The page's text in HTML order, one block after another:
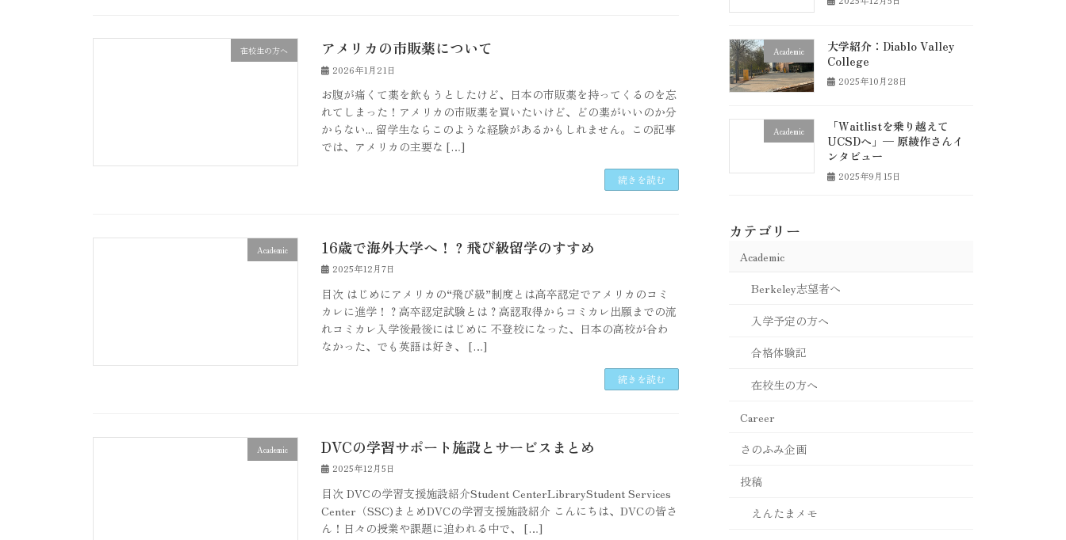
在校生の方へ アメリカの市販薬について
2026年1月21日
お腹が痛くて薬を飲もうとしたけど、日本の市販薬を持ってくるのを忘
れてしまった！アメリカの市販薬を買いたいけど、どの薬がいいのか分
からない... 留学生ならこのような経験があるかもしれません。この記事
では、アメリカの主要な […]
続きを読む
Academic 16歳で海外大学へ！？飛び級留学のすすめ
2025年12月7日
目次 はじめにアメリカの“飛び級”制度とは高卒認定でアメリカのコミ
カレに進学！？高卒認定試験とは？高認取得からコミカレ出願までの流
れコミカレ入学後最後にはじめに 不登校になった、日本の高校が合わ
なかった、でも英語は好き、 […]
続きを読む
Academic DVCの学習サポート施設とサービスまとめ
2025年12月5日
目次 DVCの学習支援施設紹介Student CenterLibraryStudent Services
Center（SSC)まとめDVCの学習支援施設紹介 こんにちは、DVCの皆さ
ん！日々の授業や課題に追われる中で、 […]
Academic
大学紹介：Diablo Valley
College
2025年10月28日
Academic
「Waitlistを乗り越えて
UCSDへ」— 原綾作さんイ
ンタビュー
2025年9月15日
カテゴリー
Academic
Berkeley志望者へ
入学予定の方へ
合格体験記
在校生の方へ
Career
さのふみ企画
投稿
えんたまメモ